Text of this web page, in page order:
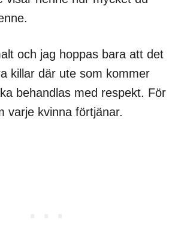
och jag hoppas bara att det
killar där ute som kommer
behandlas med respekt. För
varje kvinna förtjänar.